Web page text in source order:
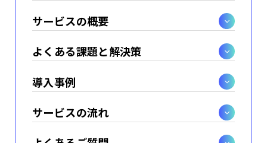
サービスの概要
よくある課題と解決策
導入事例
サービスの流れ